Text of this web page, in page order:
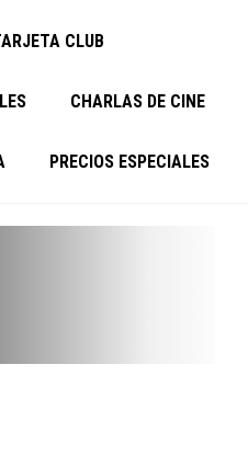
CLUB
CHARLAS DE CINE
PRECIOS ESPECIALES